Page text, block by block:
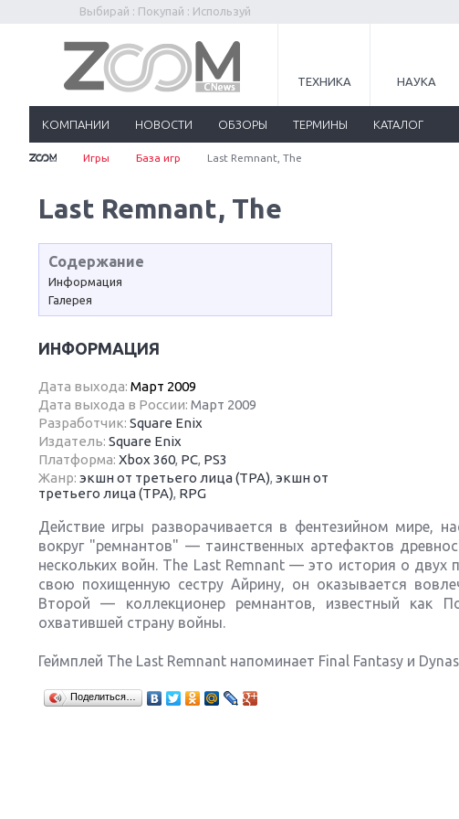
Выбирай : Покупай : Используй
ТЕХНИКА НАУКА
КОМПАНИИ НОВОСТИ ОБЗОРЫ ТЕРМИНЫ КАТАЛОГ
Игры База игр Last Remnant, The
Last Remnant, The
Содержание
Информация
Галерея
ИНФОРМАЦИЯ
Дата выхода: Март 2009
Дата выхода в России: Март 2009
Разработчик: Square Enix
Издатель: Square Enix
Платформа: Xbox 360, PC, PS3
Жанр: экшн от третьего лица (TPA), экшн от
третьего лица (TPA), RPG
Действие игры разворачивается в фентезийном мире,
вокруг "ремнантов" — таинственных артефактов
нескольких войн. The Last Remnant — это история о
свою похищенную сестру Айрину, он оказывается
Второй — коллекционер ремнантов, известный как
охватившей страну войны.
Геймплей The Last Remnant напоминает Final Fantasy и
Поделиться…